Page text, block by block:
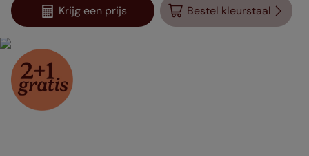
Krijg een prijs Bestel kleurstaal